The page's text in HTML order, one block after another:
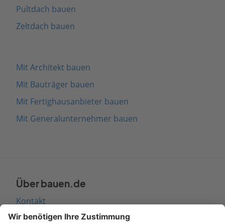
Pultdach bauen
Zeltdach bauen
Mit Architekt bauen
Mit Bauträger bauen
Mit Fertighausanbieter bauen
Mit Generalunternehmer bauen
Über bauen.de
Kontakt
Seitenaufbau